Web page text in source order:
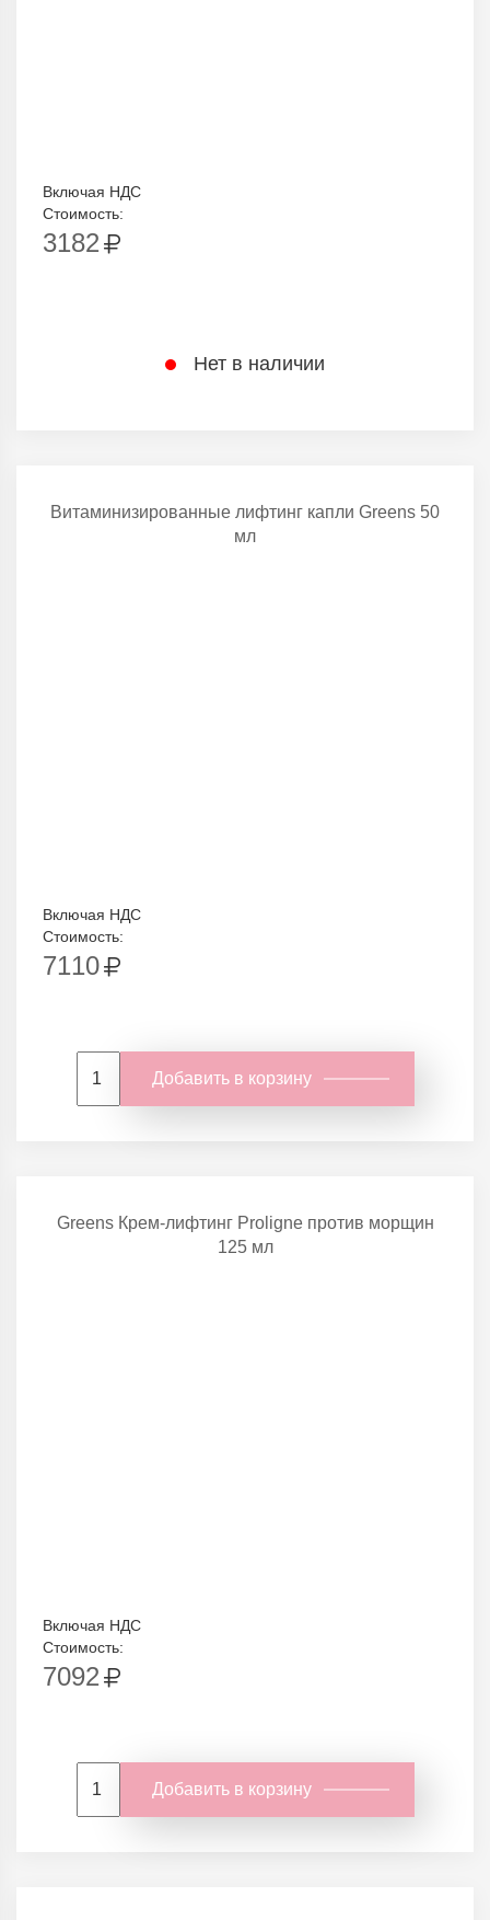
Включая НДС
Стоимость:
3182
Нет в наличии
Витаминизированные лифтинг капли Greens 50
мл
Включая НДС
Стоимость:
7110
Добавить в корзину
Greens Крем-лифтинг Proligne против морщин
125 мл
Включая НДС
Стоимость:
7092
Добавить в корзину